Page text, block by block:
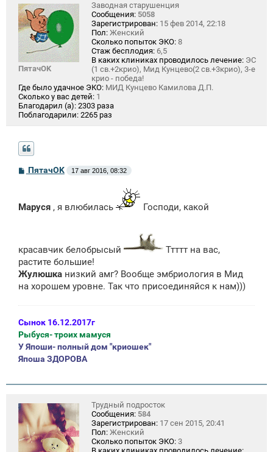
ПятачOK
Заводная старушенция
Сообщения: 5058
Зарегистрирован: 15 фев 2014, 22:18
Пол: Женский
Сколько попыток ЭКО: 8
Стаж бесплодия: 6,5
В каких клиниках проводилось лечение: ЭС
(1 св.+2крио), Мид Кунцево(2 св.+3крио), 3-е
крио - победа!
Где было удачное ЭКО: МИД Кунцево Камилова Д.П.
Сколько у вас детей: 1
Благодарил (а): 2303 раза
Поблагодарили: 2265 раз
С
щ
е
ПятачOK 17 авг 2016, 08:32
Маруся , я влюбилась Господи, какой
красавчик белобрысый
Ттттт на вас,
растите большие!
Жулюшка низкий амг? Вообще эмбриология в Мид
на хорошем уровне. Так что присоединяйся к нам)))
Сынок 16.12.2017г
Рыбуся- троих мамуся
У Япоши- полный дом "криошек"
Япоша ЗДОРОВА
Трудный подросток
Сообщения: 584
Зарегистрирован: 17 сен 2015, 20:41
Пол: Женский
Сколько попыток ЭКО: 3